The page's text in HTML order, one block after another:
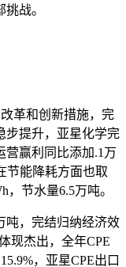
战。
革和创新措施，完
步提升，亚星化学完
营赢利同比添加.1万
节能降耗方面也取
节水量6.5万吨。
，完结归纳经济效
现杰出，全年CPE
，亚星CPE出口